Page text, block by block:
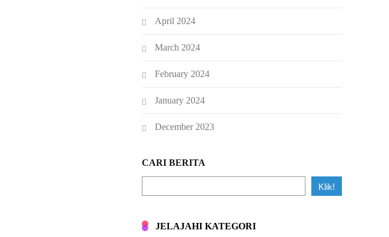
April 2024
March 2024
February 2024
January 2024
December 2023
CARI BERITA
Klik!
JELAJAHI KATEGORI